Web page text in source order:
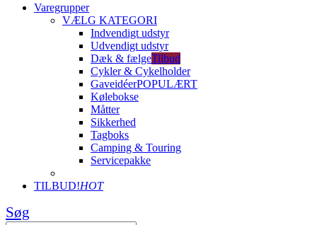
Varegrupper
VÆLG KATEGORI
Indvendigt udstyr
Udvendigt udstyr
Dæk & fælgeTilbud
Cykler & Cykelholder
GaveidéerPOPULÆRT
Kølebokse
Måtter
Sikkerhed
Tagboks
Camping & Touring
Servicepakke
TILBUD!HOT
Søg